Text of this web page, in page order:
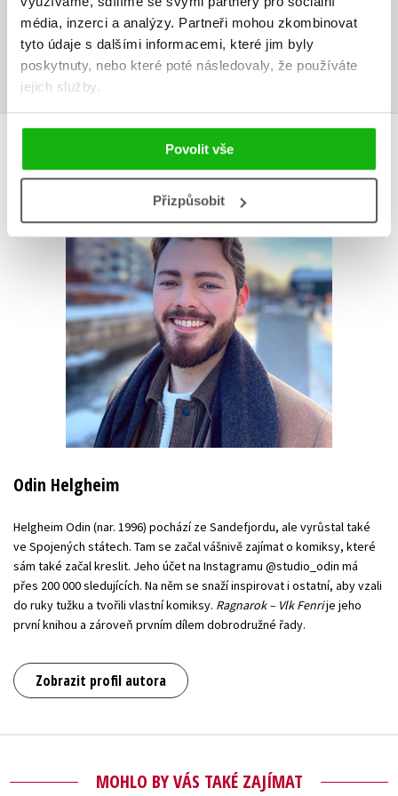
média, inzerci a analýzy. Partneři mohou zkombinovat
tyto údaje s dalšími informacemi, které jim byly
poskytnuty, nebo které poté následovaly, že používáte
jejich služby.
Povolit vše
Přizpůsobit
Uživatelskou recenzi mohou vkládat pouze registrovaní uživatelé
Přihlásit
AUTOR KNIHY
Odin Helgheim
Helgheim Odin (nar. 1996) pochází ze Sandefjordu, ale vyrůstal také
ve Spojených státech. Tam se začal vášnivě zajímat o komiksy, které
sám také začal kreslit. Jeho účet na Instagramu @studio_odin má
přes 200 000 sledujících. Na něm se snaží inspirovat i ostatní, aby vzali
do ruky tužku a tvořili vlastní komiksy. Ragnarok – Vlk Fenrije jeho
první knihou a zároveň prvním dílem dobrodružné řady.
Zobrazit profil autora
MOHLO BY VÁS TAKÉ ZAJÍMAT